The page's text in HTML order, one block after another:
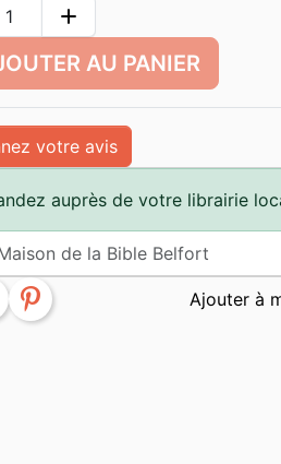
add
AU PANIER
votre avis
auprès de votre librairie
de la Bible Belfort
pinterest